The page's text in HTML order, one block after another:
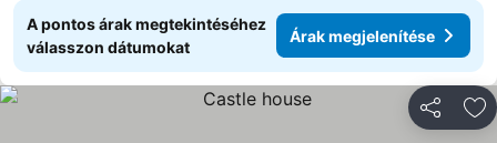
A pontos árak megtekintéséhez
válasszon dátumokat
Árak megjelenítése